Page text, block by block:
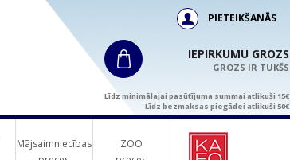
PIETEIKŠANĀS
IEPIRKUMU GROZS
GROZS IR TUKŠS
Līdz minimālajai pasūtījuma summai atlikuši 15€
Līdz bezmaksas piegādei atlikuši 50€
Mājsaimniecības
ZOO